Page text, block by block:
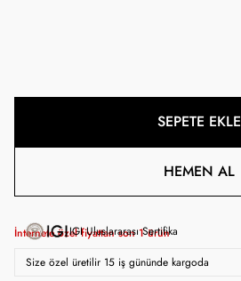
SEPETE EKLE
HEMEN AL
İnternete özel fiyattan son1ürün
IGI Uluslararası Sertifika
Size özel üretilir 15 iş gününde kargoda